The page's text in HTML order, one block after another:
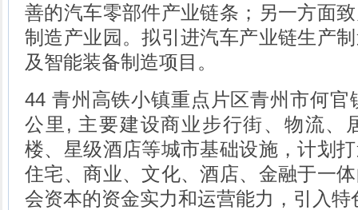
善的汽车零部件产业链条；另一方面
制造产业园。拟引进汽车产业链生产
及智能装备制造项目。
44 青州高铁小镇重点片区青州市何
公里, 主要建设商业步行街、物流、
楼、星级酒店等城市基础设施，计划
住宅、商业、文化、酒店、金融于一
会资本的资金实力和运营能力，引入特